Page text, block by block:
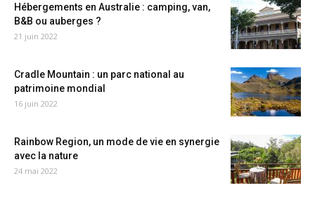
Hébergements en Australie : camping, van,
B&B ou auberges ?
21 juin 2022
Cradle Mountain : un parc national au
patrimoine mondial
16 juin 2022
Rainbow Region, un mode de vie en synergie
avec la nature
24 mai 2022